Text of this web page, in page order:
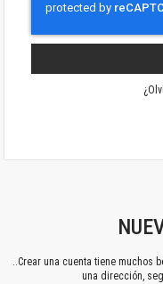
..Crear una cuenta tiene muchos
una dirección,